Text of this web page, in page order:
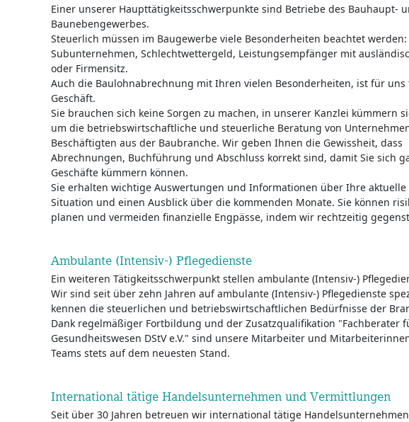
Einer unserer Haupttätigkeitsschwerpunkte sind Betriebe des Bauhaupt-
Baunebengewerbes.
Steuerlich müssen im Baugewerbe viele Besonderheiten beachtet
Subunternehmen, Schlechtwettergeld, Leistungsempfänger mit
oder Firmensitz.
Auch die Baulohnabrechnung mit Ihren vielen Besonderheiten, ist für uns
Geschäft.
Sie brauchen sich keine Sorgen zu machen, in unserer Kanzlei kümmern
um die betriebswirtschaftliche und steuerliche Beratung von
Beschäftigten aus der Baubranche. Wir geben Ihnen die Gewissheit, dass
Abrechnungen, Buchführung und Abschluss korrekt sind, damit Sie sich
Geschäfte kümmern können.
Sie erhalten wichtige Auswertungen und Informationen über Ihre
Situation und einen Ausblick über die kommenden Monate. Sie können
planen und vermeiden finanzielle Engpässe, indem wir rechtzeitig
Ambulante (Intensiv-) Pflegedienste
Ein weiteren Tätigkeitsschwerpunkt stellen ambulante (Intensiv-)
Wir sind seit über zehn Jahren auf ambulante (Intensiv-) Pflegedienste
kennen die steuerlichen und betriebswirtschaftlichen Bedürfnisse der
Dank regelmäßiger Fortbildung und der Zusatzqualifikation "Fachberater
Gesundheitswesen DStV e.V." sind unsere Mitarbeiter und
Teams stets auf dem neuesten Stand.
International tätige Handelsunternehmen und Vermittlungen
Seit über 30 Jahren betreuen wir international tätige